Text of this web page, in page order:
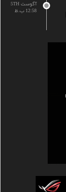
آگوست 5TH
12:58 ب.ظ